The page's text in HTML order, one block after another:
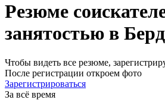
Резюме
занятостью в
Чтобы видеть все резюме,
После регистрации откроем фото
Зарегистрироваться
За всё время